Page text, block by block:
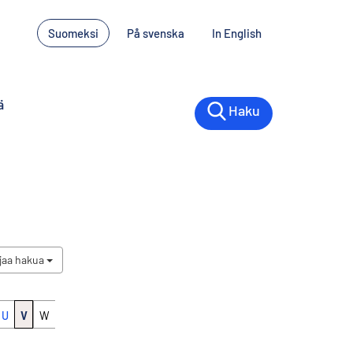
Suomeksi På svenska In English
Haku
hakua
U V W